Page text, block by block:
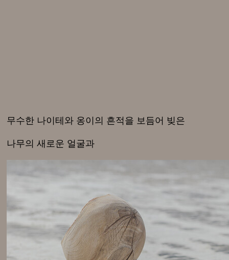
무수한 나이테와 옹이의 흔적을 보듬어 빚은
나무의 새로운 얼굴과